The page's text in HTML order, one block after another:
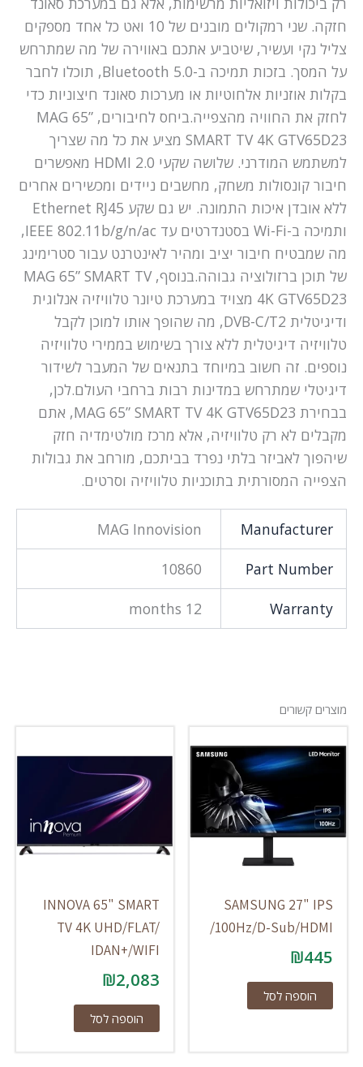
חזקה. שני רמקולים מובנים של 10 ואט כל אחד מספקים
צליל נקי ועשיר, שיטביע אתכם באווירה של מה שמתרחש
על המסך. בזכות תמיכה ב-Bluetooth 5.0, תוכלו לחבר
בקלות אוזניות אלחוטיות או מערכות סאונד חיצוניות כדי
לחזק את החוויה מהצפייה.ביחס לחיבורים, MAG 65”
SMART TV 4K GTV65D23 מציע את כל מה שצריך
למשתמש המודרני. שלושה שקעי HDMI 2.0 מאפשרים
חיבור קונסולות משחק, מחשבים ניידים ומכשירים אחרים
ללא אובדן איכות התמונה. יש גם שקע Ethernet RJ45
ותמיכה ב-Wi-Fi בסטנדרטים עד IEEE 802.11b/g/n/ac,
מה שמבטיח חיבור יציב ומהיר לאינטרנט עבור סטרימינג
של תוכן ברזולוציה גבוהה.בנוסף, MAG 65” SMART TV
4K GTV65D23 מצויד במערכת טיונר טלוויזיה אנלוגית
ודיגיטלית DVB-C/T2, מה שהופך אותו למוכן לקבל
טלוויזיה דיגיטלית ללא צורך בשימוש בממירי טלוויזיה
נוספים. זה חשוב במיוחד בתנאים של המעבר לשידור
דיגיטלי שמתרחש במדינות רבות ברחבי העולם.לכן,
בבחירת MAG 65” SMART TV 4K GTV65D23, אתם
מקבלים לא רק טלוויזיה, אלא מרכז מולטימדיה חזק
שיהפוך לאביזר בלתי נפרד בביתכם, מורחב את גבולות
הצפייה המסורתית בתוכניות טלוויזיה וסרטים.
Manufacturer
MAG Innovision
Part Number
10860
Warranty
12 months
מוצרים קשורים
SAMSUNG 27" IPS
/100Hz/D-Sub/HDMI
₪445
הוספה לסל
INNOVA 65" SMART
TV 4K UHD/FLAT/
IDAN+/WIFI
₪2,083
הוספה לסל